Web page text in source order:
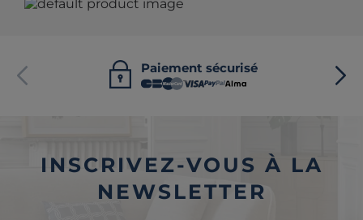
Paiement sécurisé
INSCRIVEZ-VOUS À LA
NEWSLETTER